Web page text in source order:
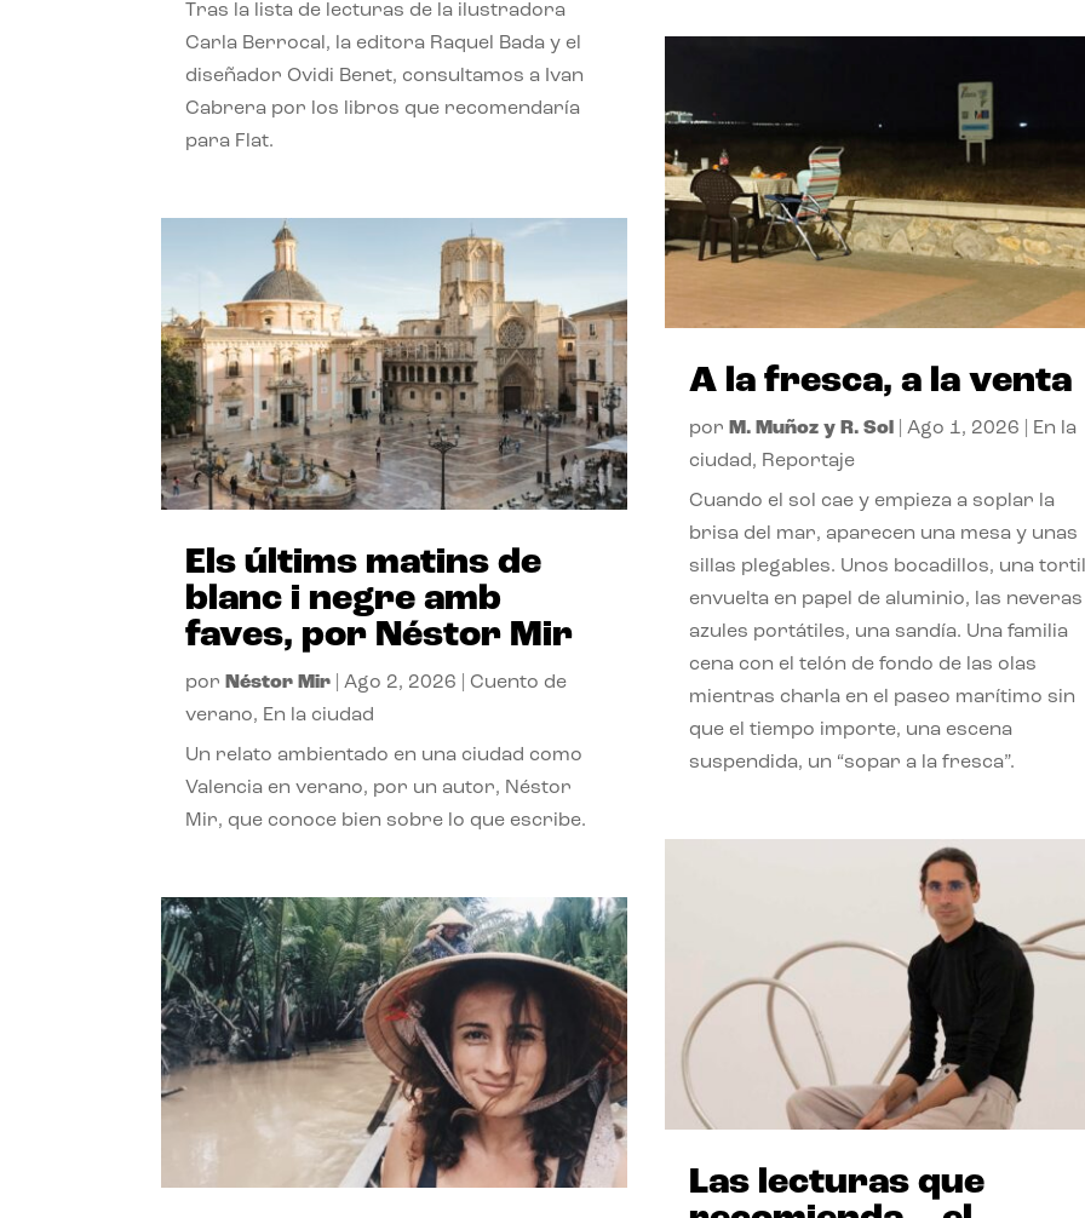
Tras la lista de lecturas de la ilustradora
Carla Berrocal, la editora Raquel Bada y el
diseñador Ovidi Benet, consultamos a Ivan
Cabrera por los libros que recomendaría
para Flat.
Els últims matins de
blanc i negre amb
faves, por Néstor Mir
por Néstor Mir |Ago 2, 2026 |Cuento de
verano, En la ciudad
Un relato ambientado en una ciudad como
Valencia en verano, por un autor, Néstor
Mir, que conoce bien sobre lo que escribe.
A la fresca, a la venta
por M. Muñoz y R. Sol Ago 1, 2026
En la
ciudad, Reportaje
Cuando el sol cae y empieza a soplar la
brisa del mar, aparecen una mesa y unas
sillas plegables. Unos bocadillos, una
envuelta en papel de aluminio, las neveras
azules portátiles, una sandía. Una familia
cena con el telón de fondo de las olas
mientras charla en el paseo marítimo sin
que el tiempo importe, una escena
suspendida, un “sopar a la fresca”.
Las lecturas que